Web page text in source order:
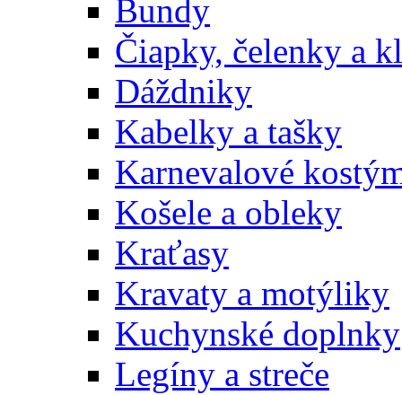
Bundy
Čiapky, čelenky a
Dáždniky
Kabelky a tašky
Karnevalové
Košele a obleky
Kraťasy
Kravaty a motýliky
Kuchynské doplnky
Legíny a streče